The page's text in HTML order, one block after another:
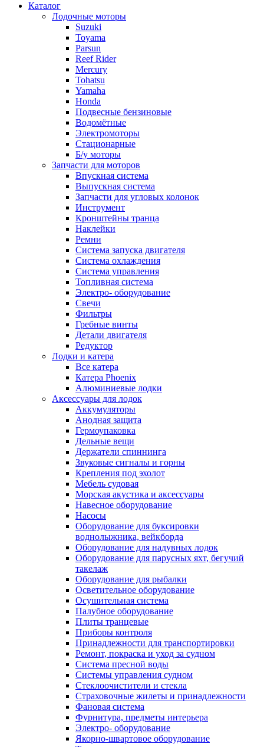
Каталог
Лодочные моторы
Suzuki
Toyama
Parsun
Reef Rider
Mercury
Tohatsu
Yamaha
Honda
Подвесные бензиновые
Водомётные
Электромоторы
Стационарные
Б/у моторы
Запчасти для моторов
Впускная система
Выпускная система
Запчасти для угловых колонок
Инструмент
Кронштейны транца
Наклейки
Ремни
Система запуска двигателя
Система охлаждения
Система управления
Топливная система
Электро- оборудование
Свечи
Фильтры
Гребные винты
Детали двигателя
Редуктор
Лодки и катера
Все катера
Катера Phoenix
Алюминиевые лодки
Аксессуары для лодок
Аккумуляторы
Анодная защита
Гермоупаковка
Дельные вещи
Держатели спиннинга
Звуковые сигналы и горны
Крепления под эхолот
Мебель судовая
Морская акустика и аксессуары
Навесное оборудование
Насосы
Оборудование для буксировки
воднолыжника, вейкборда
Оборудование для надувных лодок
Оборудование для парусных яхт, бегучий
такелаж
Оборудование для рыбалки
Осветительное оборудование
Осушительная система
Палубное оборудование
Плиты транцевые
Приборы контроля
Принадлежности для транспортировки
Ремонт, покраска и уход за судном
Система пресной воды
Системы управления судном
Стеклоочистители и стекла
Страховочные жилеты и принадлежности
Фановая система
Фурнитура, предметы интерьера
Электро- оборудование
Якорно-швартовое оборудование